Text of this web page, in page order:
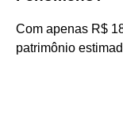
Com apenas R$
patrimônio